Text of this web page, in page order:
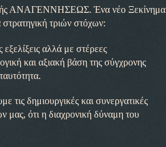
ΑΝΑΓΕΝΝΗΣΕΩΣ. Ένα νέο Ξεκίνημα
τριών στόχων:
αλλά με στέρεες
και αξιακή βάση της σύγχρονης
δημιουργικές και συνεργατικές
μας, ότι η διαχρονική δύναμη του